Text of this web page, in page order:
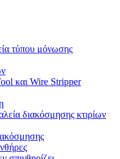
τύπου μόνωσης
και Wire Stripper
διακόσμησης κτιρίων